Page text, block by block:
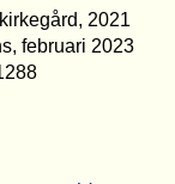
2021
februari 2023